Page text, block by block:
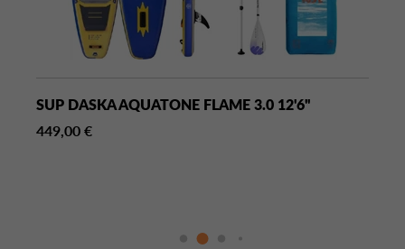
SUP DASKA AQUATONE FLAME 3.0 12'6''
449,00 €